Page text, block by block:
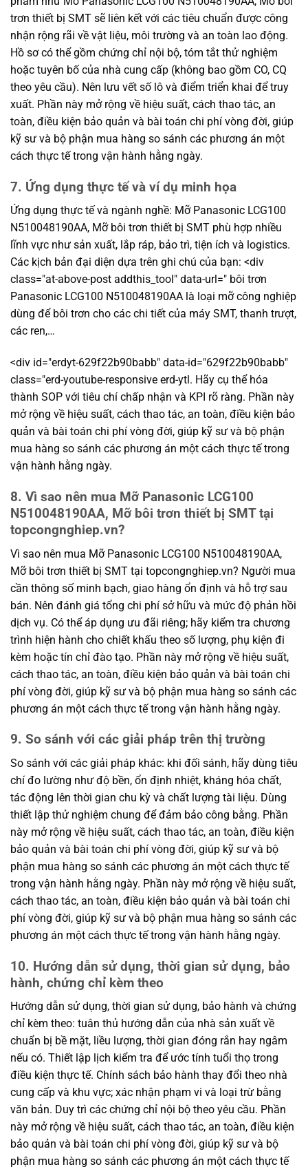
trơn thiết bị SMT sẽ liên kết với các tiêu chuẩn được công
nhận rộng rãi về vật liệu, môi trường và an toàn lao động.
Hồ sơ có thể gồm chứng chỉ nội bộ, tóm tắt thử nghiệm
hoặc tuyên bố của nhà cung cấp (không bao gồm CO, CQ
theo yêu cầu). Nên lưu vết số lô và điểm triển khai để truy
xuất. Phần này mở rộng về hiệu suất, cách thao tác, an
toàn, điều kiện bảo quản và bài toán chi phí vòng đời, giúp
kỹ sư và bộ phận mua hàng so sánh các phương án một
cách thực tế trong vận hành hằng ngày.
7. Ứng dụng thực tế và ví dụ minh họa
Ứng dụng thực tế và ngành nghề: Mỡ Panasonic LCG100
N510048190AA, Mỡ bôi trơn thiết bị SMT phù hợp nhiều
lĩnh vực như sản xuất, lắp ráp, bảo trì, tiện ích và logistics.
Các kịch bản đại diện dựa trên ghi chú của bạn: <div
class="at-above-post addthis_tool" data-url=" bôi trơn
Panasonic LCG100 N510048190AA là loại mỡ công nghiệp
dùng để bôi trơn cho các chi tiết của máy SMT, thanh trượt,
các ren,…
<div id="erdyt-629f22b90babb" data-id="629f22b90babb"
class="erd-youtube-responsive erd-ytl. Hãy cụ thể hóa
thành SOP với tiêu chí chấp nhận và KPI rõ ràng. Phần này
mở rộng về hiệu suất, cách thao tác, an toàn, điều kiện bảo
quản và bài toán chi phí vòng đời, giúp kỹ sư và bộ phận
mua hàng so sánh các phương án một cách thực tế trong
vận hành hằng ngày.
8. Vì sao nên mua Mỡ Panasonic LCG100
N510048190AA, Mỡ bôi trơn thiết bị SMT tại
topcongnghiep.vn?
Vì sao nên mua Mỡ Panasonic LCG100 N510048190AA,
Mỡ bôi trơn thiết bị SMT tại topcongnghiep.vn? Người mua
cần thông số minh bạch, giao hàng ổn định và hỗ trợ sau
bán. Nên đánh giá tổng chi phí sở hữu và mức độ phản hồi
dịch vụ. Có thể áp dụng ưu đãi riêng; hãy kiểm tra chương
trình hiện hành cho chiết khấu theo số lượng, phụ kiện đi
kèm hoặc tín chỉ đào tạo. Phần này mở rộng về hiệu suất,
cách thao tác, an toàn, điều kiện bảo quản và bài toán chi
phí vòng đời, giúp kỹ sư và bộ phận mua hàng so sánh các
phương án một cách thực tế trong vận hành hằng ngày.
9. So sánh với các giải pháp trên thị trường
So sánh với các giải pháp khác: khi đối sánh, hãy dùng tiêu
chí đo lường như độ bền, ổn định nhiệt, kháng hóa chất,
tác động lên thời gian chu kỳ và chất lượng tài liệu. Dùng
thiết lập thử nghiệm chung để đảm bảo công bằng. Phần
này mở rộng về hiệu suất, cách thao tác, an toàn, điều kiện
bảo quản và bài toán chi phí vòng đời, giúp kỹ sư và bộ
phận mua hàng so sánh các phương án một cách thực tế
trong vận hành hằng ngày. Phần này mở rộng về hiệu suất,
cách thao tác, an toàn, điều kiện bảo quản và bài toán chi
phí vòng đời, giúp kỹ sư và bộ phận mua hàng so sánh các
phương án một cách thực tế trong vận hành hằng ngày.
10. Hướng dẫn sử dụng, thời gian sử dụng, bảo
hành, chứng chỉ kèm theo
Hướng dẫn sử dụng, thời gian sử dụng, bảo hành và chứng
chỉ kèm theo: tuân thủ hướng dẫn của nhà sản xuất về
chuẩn bị bề mặt, liều lượng, thời gian đóng rắn hay ngâm
nếu có. Thiết lập lịch kiểm tra để ước tính tuổi thọ trong
điều kiện thực tế. Chính sách bảo hành thay đổi theo nhà
cung cấp và khu vực; xác nhận phạm vi và loại trừ bằng
văn bản. Duy trì các chứng chỉ nội bộ theo yêu cầu. Phần
này mở rộng về hiệu suất, cách thao tác, an toàn, điều kiện
bảo quản và bài toán chi phí vòng đời, giúp kỹ sư và bộ
phận mua hàng so sánh các phương án một cách thực tế